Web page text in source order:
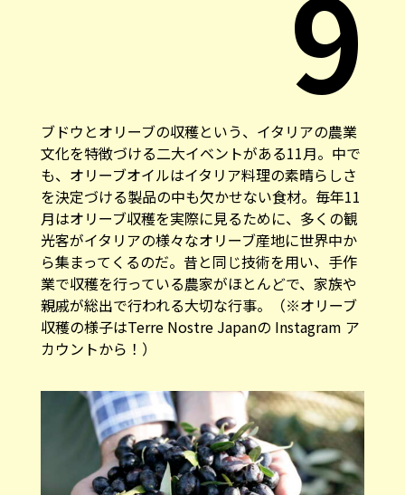
9
ブドウとオリーブの収穫という、イタリアの農業
文化を特徴づける二大イベントがある11月。中で
も、オリーブオイルはイタリア料理の素晴らしさ
を決定づける製品の中も欠かせない食材。毎年11
月はオリーブ収穫を実際に見るために、多くの観
光客がイタリアの様々なオリーブ産地に世界中か
ら集まってくるのだ。昔と同じ技術を用い、手作
業で収穫を行っている農家がほとんどで、家族や
親戚が総出で行われる大切な行事。（※オリーブ
収穫の様子はTerre Nostre Japanの Instagram ア
カウントから！）